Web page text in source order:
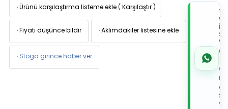
·Ürünü karşılaştırma listeme ekle ( Karşılaştır )
·Fiyatı düşünce bildir ·Aklımdakiler listesine ekle
· Stoga girince haber ver
İLE
de